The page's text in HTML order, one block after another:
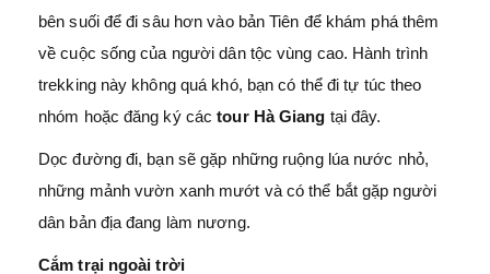
bên suối để đi sâu hơn vào bản Tiên để khám phá thêm
về cuộc sống của người dân tộc vùng cao. Hành trình
trekking này không quá khó, bạn có thể đi tự túc theo
nhóm hoặc đăng ký các tour Hà Giang tại đây.
Dọc đường đi, bạn sẽ gặp những ruộng lúa nước nhỏ,
những mảnh vườn xanh mướt và có thể bắt gặp người
dân bản địa đang làm nương.
Cắm trại ngoài trời